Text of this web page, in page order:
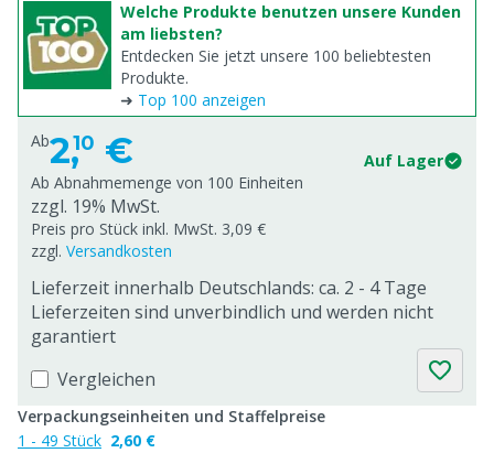
Welche Produkte benutzen unsere Kunden
am liebsten?
Entdecken Sie jetzt unsere 100 beliebtesten
Produkte.
➜ Top 100 anzeigen
Ab2,10 €
Auf Lager
Ab Abnahmemenge von 100 Einheiten
zzgl. 19% MwSt.
Preis pro Stück inkl. MwSt. 3,09 €
zzgl. Versandkosten
Lieferzeit innerhalb Deutschlands: ca. 2 - 4 Tage
Lieferzeiten sind unverbindlich und werden nicht
garantiert
Vergleichen
Verpackungseinheiten und Staffelpreise
1 - 49 Stück 2,60 €